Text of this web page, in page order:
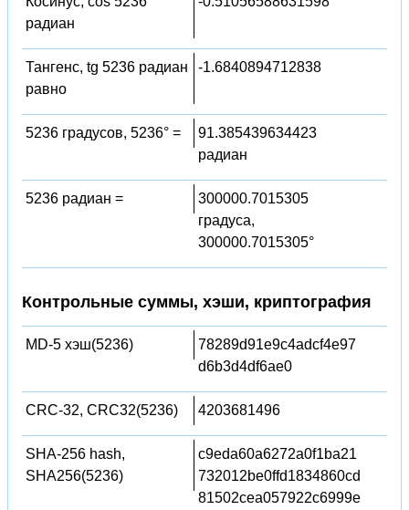
радиан
Тангенс, tg 5236 радиан
равно
-1.6840894712838
5236 градусов, 5236° =
91.385439634423
радиан
5236 радиан =
300000.7015305
градуса,
300000.7015305°
Контрольные суммы, хэши, криптография
MD-5 хэш(5236)
78289d91e9c4adcf4e97
d6b3d4df6ae0
CRC-32, CRC32(5236) 4203681496
SHA-256 hash,
SHA256(5236)
c9eda60a6272a0f1ba21
732012be0ffd1834860cd
81502cea057922c6999e